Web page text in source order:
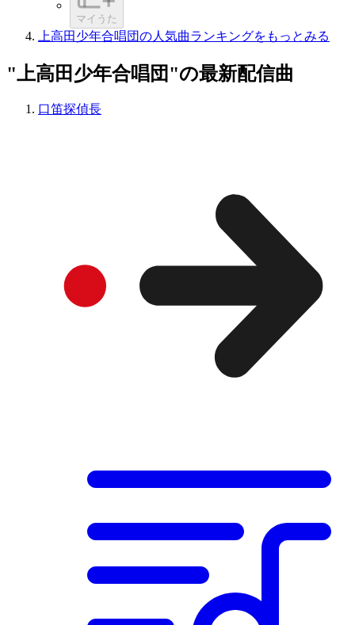
マイうた
上高田少年合唱団の人気曲ランキングをもっとみる
"上高田少年合唱団"の最新配信曲
口笛探偵長